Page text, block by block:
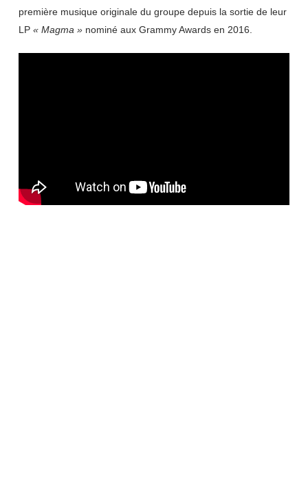
première musique originale du groupe depuis la sortie de leur
LP « Magma »nominé aux Grammy Awards en 2016.